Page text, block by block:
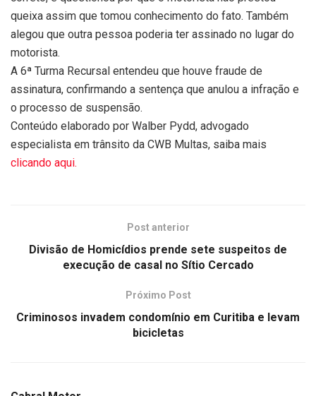
queixa assim que tomou conhecimento do fato. Também
alegou que outra pessoa poderia ter assinado no lugar do
motorista.
A 6ª Turma Recursal entendeu que houve fraude de
assinatura, confirmando a sentença que anulou a infração e
o processo de suspensão.
Conteúdo elaborado por Walber Pydd, advogado
especialista em trânsito da CWB Multas, saiba mais
clicando aqui.
Post anterior
Divisão de Homicídios prende sete suspeitos de
execução de casal no Sítio Cercado
Próximo Post
Criminosos invadem condomínio em Curitiba e levam
bicicletas